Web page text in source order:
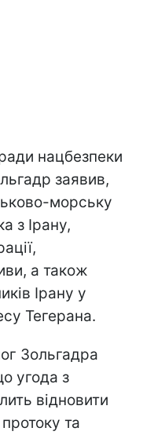
нацбезпеки
заявив,
морську
з Ірану,
а також
Ірану у
Тегерана.
Зольгадра
угода з
відновити
та